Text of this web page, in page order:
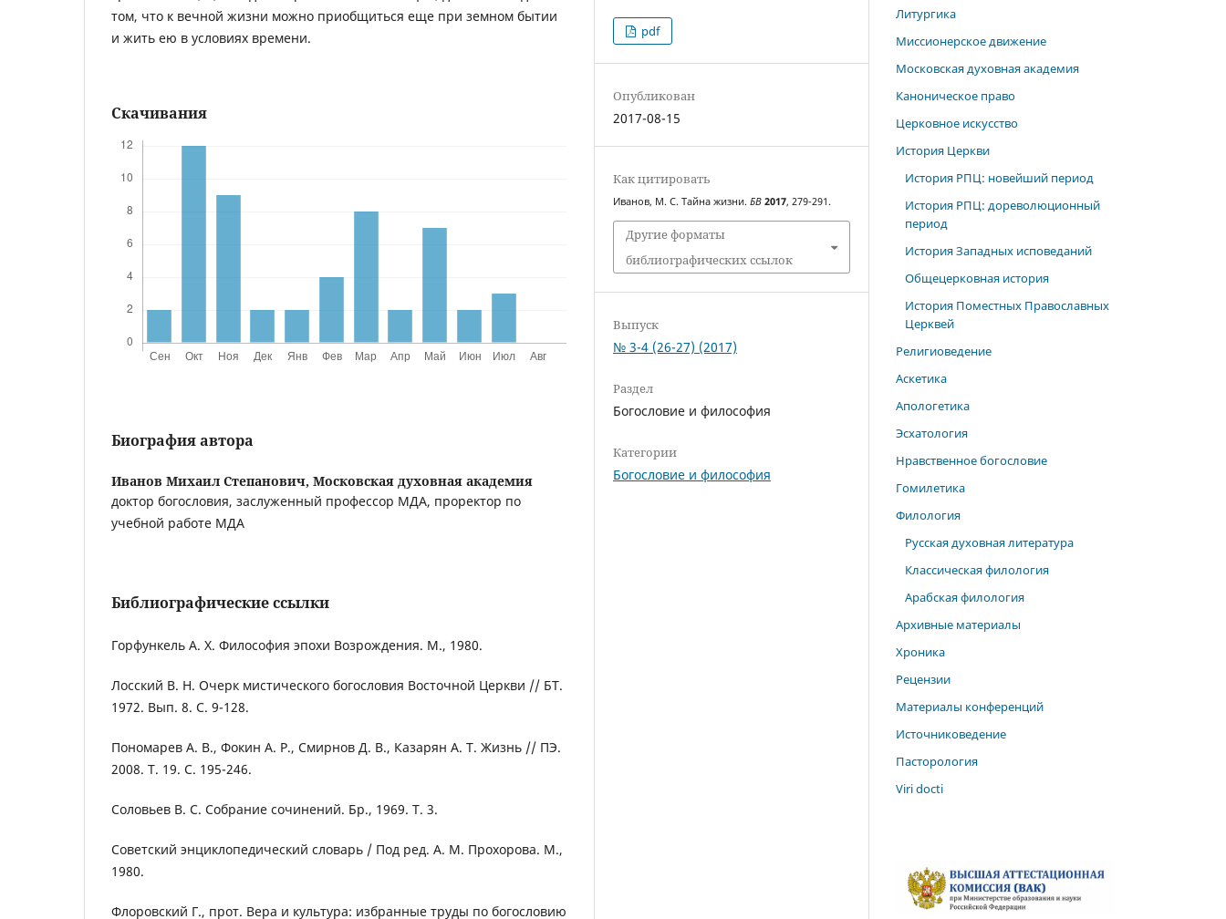
том, что к вечной жизни можно приобщиться еще при земном бытии
и жить ею в условиях времени.
Скачивания
Биография автора
Иванов Михаил Степанович, Московская духовная академия
доктор богословия, заслуженный профессор МДА, проректор по
учебной работе МДА
Библиографические ссылки
Горфункель А. Х. Философия эпохи Возрождения. М., 1980.
Лосский В. Н. Очерк мистического богословия Восточной Церкви // БТ.
1972. Вып. 8. С. 9-128.
Пономарев А. В., Фокин А. Р., Смирнов Д. В., Казарян А. Т. Жизнь // ПЭ.
2008. Т. 19. С. 195-246.
Соловьев В. С. Собрание сочинений. Бр., 1969. Т. 3.
Советский энциклопедический словарь / Под ред. А. М. Прохорова. М.,
1980.
Флоровский Г., прот. Вера и культура: избранные труды по богословию
pdf
Опубликован
2017-08-15
Как цитировать
Иванов, М. С. Тайна жизни.БВ 2017, 279-291.
Другие форматы
библиографических ссылок
Выпуск
№ 3-4 (26-27) (2017)
Раздел
Богословие и философия
Категории
Богословие и философия
Литургика
Миссионерское движение
Московская духовная академия
Каноническое право
Церковное искусство
История Церкви
История РПЦ: новейший период
История РПЦ: дореволюционный
период
История Западных исповеданий
Общецерковная история
История Поместных Православных
Церквей
Религиоведение
Аскетика
Апологетика
Эсхатология
Нравственное богословие
Гомилетика
Филология
Русская духовная литература
Классическая филология
Арабская филология
Архивные материалы
Хроника
Рецензии
Материалы конференций
Источниковедение
Пасторология
Viri docti